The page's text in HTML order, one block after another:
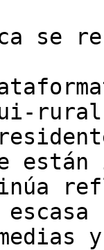
se
están